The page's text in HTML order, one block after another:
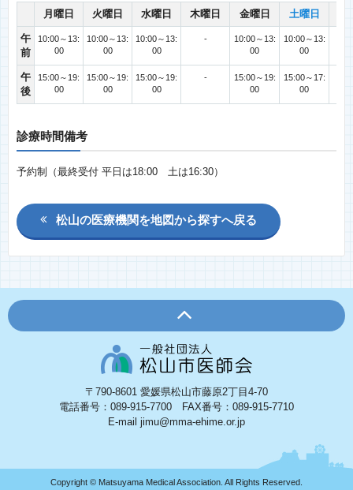
月曜日 火曜日 水曜日 木曜日 金曜日 土曜日
午
前
10:00～13:
00
10:00～13:
00
10:00～13:
00
-
10:00～13:
00
10:00～13:
00
午
後
15:00～19:
00
15:00～19:
00
15:00～19:
00
-
15:00～19:
00
15:00～17:
00
診療時間備考
予約制（最終受付 平日は18:00 土は16:30）
松山の医療機関を地図から探すへ戻る
〒790-8601 愛媛県松山市藤原2丁目4-70
電話番号：089-915-7700 FAX番号：089-915-7710
E-mail jimu@mma-ehime.or.jp
Copyright © Matsuyama Medical Association. All Rights Reserved.